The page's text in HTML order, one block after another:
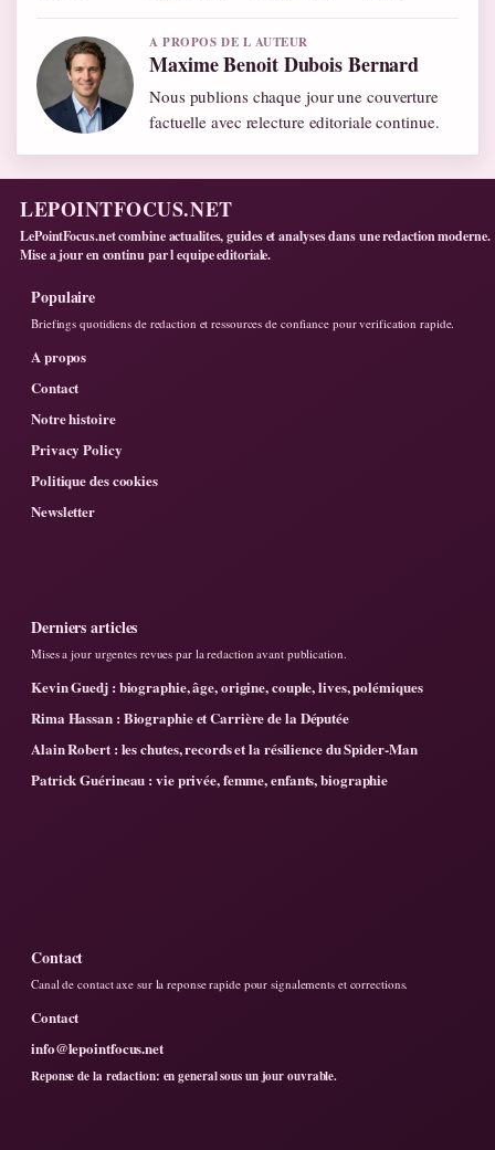
A PROPOS DE L AUTEUR
Maxime Benoit Dubois Bernard
Nous publions chaque jour une couverture
factuelle avec relecture editoriale continue.
LEPOINTFOCUS.NET
LePointFocus.net combine actualites, guides et analyses dans une redaction moderne.
Mise a jour en continu par l equipe editoriale.
Populaire
Briefings quotidiens de redaction et ressources de confiance pour verification rapide.
A propos
Contact
Notre histoire
Privacy Policy
Politique des cookies
Newsletter
Derniers articles
Mises a jour urgentes revues par la redaction avant publication.
Kevin Guedj : biographie, âge, origine, couple, lives, polémiques
Rima Hassan : Biographie et Carrière de la Députée
Alain Robert : les chutes, records et la résilience du Spider-Man
Patrick Guérineau : vie privée, femme, enfants, biographie
Contact
Canal de contact axe sur la reponse rapide pour signalements et corrections.
Contact
info@lepointfocus.net
Reponse de la redaction: en general sous un jour ouvrable.